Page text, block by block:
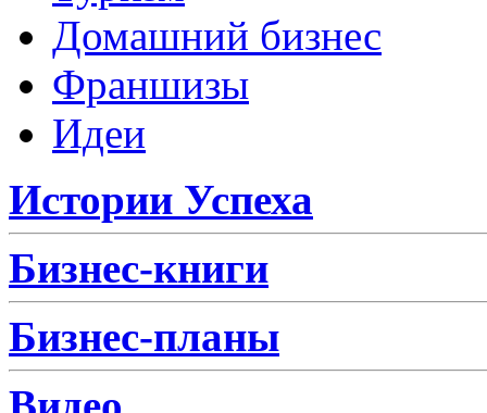
Домашний бизнес
Франшизы
Идеи
Истории Успеха
Бизнес-книги
Бизнес-планы